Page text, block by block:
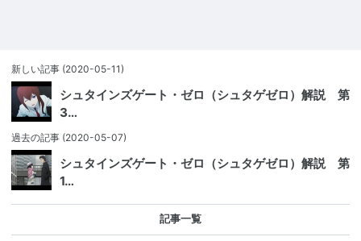
新しい記事 (2020-05-11)
シュタインズゲート・ゼロ（シュタゲゼロ）解説 第
3…
過去の記事 (2020-05-07)
シュタインズゲート・ゼロ（シュタゲゼロ）解説 第
1…
記事一覧